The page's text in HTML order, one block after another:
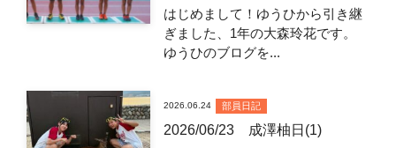
はじめまして！ゆうひから引き継
ぎました、1年の大森玲花です。
ゆうひのブログを...
2026/06/23 成澤柚日(1)
2026.06.24 部員日記